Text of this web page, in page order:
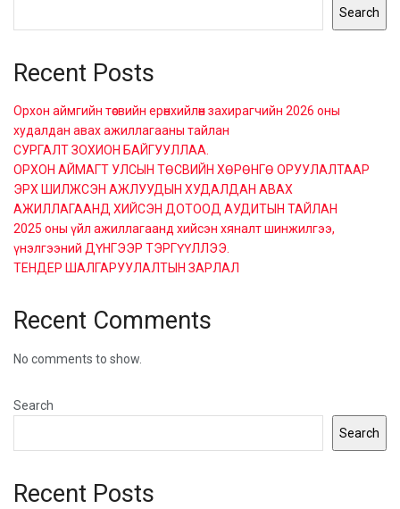
Search
Recent Posts
Орхон аймгийн төсвийн ерөнхийлөн захирагчийн 2026 оны
худалдан авах ажиллагааны тайлан
СУРГАЛТ ЗОХИОН БАЙГУУЛЛАА.
ОРХОН АЙМАГТ УЛСЫН ТӨСВИЙН ХӨРӨНГӨ ОРУУЛАЛТААР
ЭРХ ШИЛЖСЭН АЖЛУУДЫН ХУДАЛДАН АВАХ
АЖИЛЛАГААНД ХИЙСЭН ДОТООД АУДИТЫН ТАЙЛАН
2025 оны үйл ажиллагаанд хийсэн хяналт шинжилгээ,
үнэлгээний ДҮНГЭЭР ТЭРГҮҮЛЛЭЭ.
ТЕНДЕР ШАЛГАРУУЛАЛТЫН ЗАРЛАЛ
Recent Comments
No comments to show.
Search
Search
Recent Posts